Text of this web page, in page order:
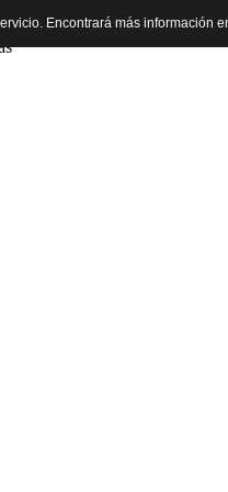
Encontrará más información